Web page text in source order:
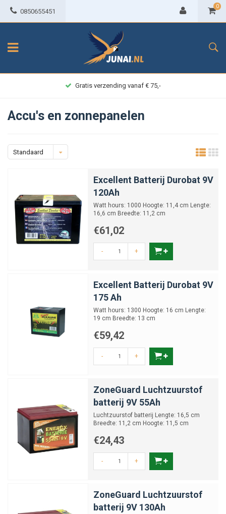
0850655451
0
Achteraf betalen
Accu's en zonnepanelen
Standaard
Excellent Batterij Durobat 9V
120Ah
Watt hours: 1000 Hoogte: 11,4 cm Lengte:
16,6 cm Breedte: 11,2 cm
€61,02
- +
Excellent Batterij Durobat 9V
175 Ah
Watt hours: 1300 Hoogte: 16 cm Lengte:
19 cm Breedte: 13 cm
€59,42
- +
ZoneGuard Luchtzuurstof
batterij 9V 55Ah
Luchtzuurstof batterij Lengte: 16,5 cm
Breedte: 11,2 cm Hoogte: 11,5 cm
€24,43
- +
ZoneGuard Luchtzuurstof
batterij 9V 130Ah